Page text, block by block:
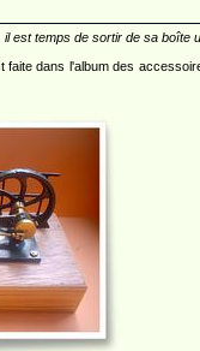
est temps de sortir de sa
faite dans l'album des